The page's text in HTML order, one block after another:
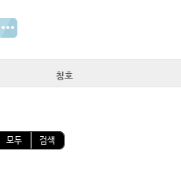
칭호
모두 검색